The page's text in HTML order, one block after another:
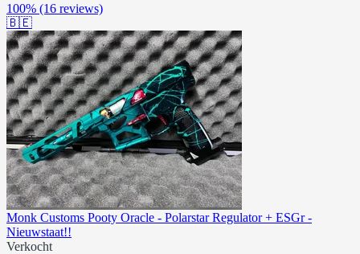
100% (16 reviews)
🇧🇪
Monk Customs Pooty Oracle - Polarstar Regulator + ESGr -
Nieuwstaat!!
Verkocht